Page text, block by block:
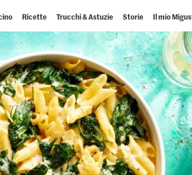
Ricette Trucchi & Astuzie Storie Il mio